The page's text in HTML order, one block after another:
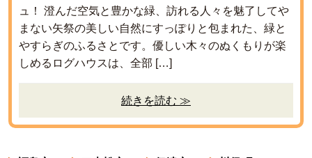
ュ！ 澄んだ空気と豊かな緑、訪れる人々を魅了してや
まない矢祭の美しい自然にすっぽりと包まれた、緑と
やすらぎのふるさとです。優しい木々のぬくもりが楽
しめるログハウスは、全部 […]
続きを読む ≫